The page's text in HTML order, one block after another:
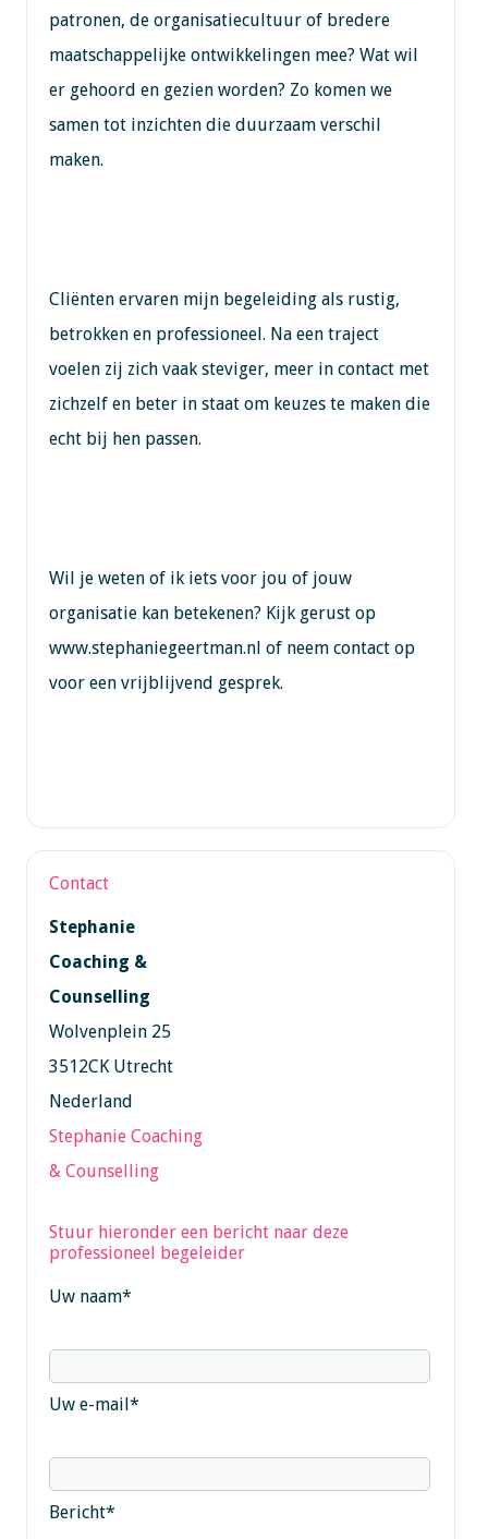
patronen, de organisatiecultuur of bredere
maatschappelijke ontwikkelingen mee? Wat wil
er gehoord en gezien worden? Zo komen we
samen tot inzichten die duurzaam verschil
maken.
Cliënten ervaren mijn begeleiding als rustig,
betrokken en professioneel. Na een traject
voelen zij zich vaak steviger, meer in contact met
zichzelf en beter in staat om keuzes te maken die
echt bij hen passen.
Wil je weten of ik iets voor jou of jouw
organisatie kan betekenen? Kijk gerust op
www.stephaniegeertman.nl of neem contact op
voor een vrijblijvend gesprek.
Contact
Stephanie
Coaching &
Counselling
Wolvenplein 25
3512CK Utrecht
Nederland
Stephanie Coaching
& Counselling
Stuur hieronder een bericht naar deze
professioneel begeleider
Uw naam*
Uw e-mail*
Bericht*